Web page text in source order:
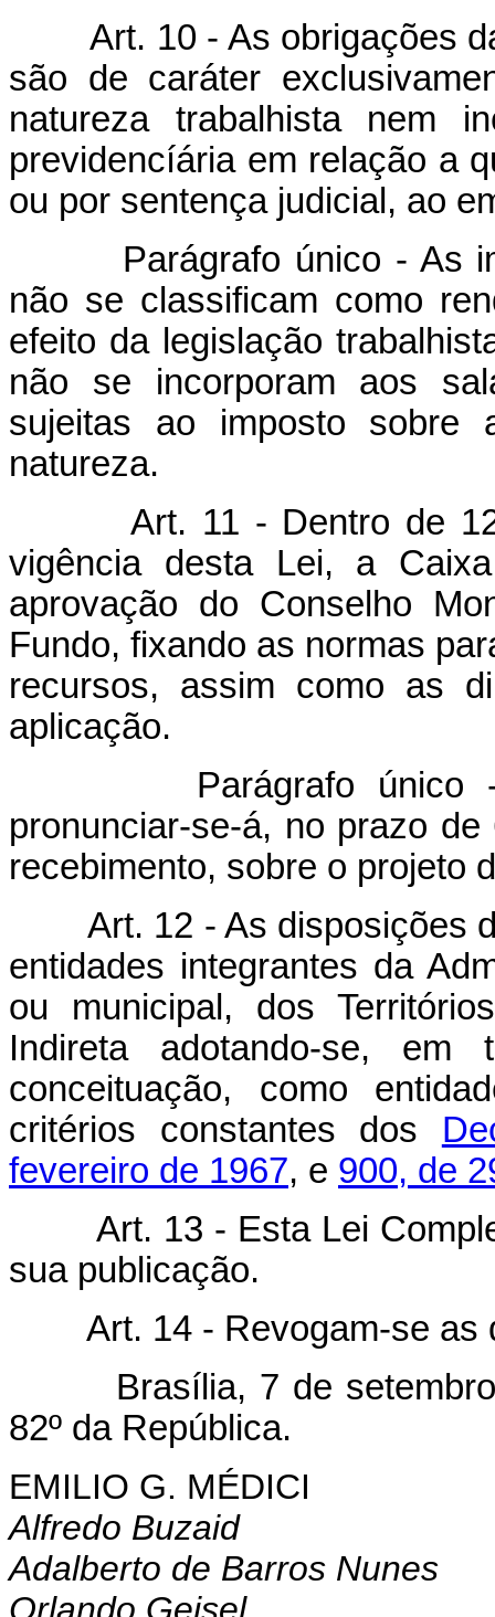
Art. 10 - As obrigações
são de caráter
natureza trabalhista nem
previdencíária em relação a
ou por sentença judicial, ao
Parágrafo único - As
não se classificam como
efeito da legislação
não se incorporam aos
sujeitas ao imposto sobre
natureza.
Art. 11 - Dentro de
vigência desta Lei, a
aprovação do Conselho
Fundo, fixando as normas
recursos, assim como as
aplicação.
Parágrafo único - O
pronunciar-se-á, no prazo
recebimento, sobre o projeto
Art. 12 - As disposições
entidades integrantes da
ou municipal, dos
Indireta adotando-se,
conceituação, como
critérios constantes dos
fevereiro de 1967, e 900, de
Art. 13 - Esta Lei
sua publicação.
Art. 14 - Revogam-se as
Brasília, 7 de setembro
82º da República.
EMILIO G. MÉDICI
Alfredo Buzaid
Adalberto de Barros Nunes